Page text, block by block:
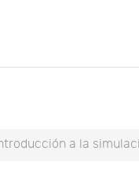
a la